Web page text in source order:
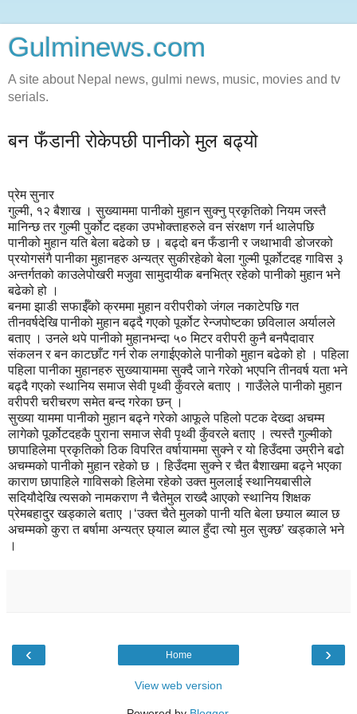
Gulminews.com
A site about Nepal news, gulmi news, music, movies and tv
serials.
बन फँडानी रोकेपछी पानीको मुल बढ्यो
प्रेम सुनार
गुल्मी, १२ बैशाख । सुख्याममा पानीको मुहान सुक्नु प्रकृतिको नियम जस्तै
मानिन्छ तर गुल्मी पुर्कोट दहका उपभोक्ताहरुले वन संरक्षण गर्न थालेपछि
पानीको मुहान यति बेला बढेको छ । बढ्दो बन फँडानी र जथाभावी डोजरको
प्रयोगसंगै पानीका मुहानहरु अन्यत्र सुकीरहेको बेला गुल्मी पूर्कोटदह गाविस ३
अन्तर्गतको काउलेपोखरी मजुवा सामुदायीक बनभित्र रहेको पानीको मुहान भने
बढेको हो ।
बनमा झाडी सफाईँको क्रममा मुहान वरीपरीको जंगल नकाटेपछि गत
तीनवर्षदेखि पानीको मुहान बढ्दै गएको पूर्कोट रेन्जपोष्टका छविलाल अर्यालले
बताए । उनले थपे पानीको मुहानभन्दा ५० मिटर वरीपरी कुनै बनपैदावार
संकलन र बन काटछाँट गर्न रोक लगाईएकोले पानीको मुहान बढेको हो । पहिला
पहिला पानीका मुहानहरु सुख्यायाममा सुक्दै जाने गरेको भएपनि तीनवर्ष यता भने
बढ्दै गएको स्थानिय समाज सेवी पृथ्वी कुँवरले बताए । गाउँलेले पानीको मुहान
वरीपरी चरीचरण समेत बन्द गरेका छन् ।
सुख्या याममा पानीको मुहान बढ्ने गरेको आफूले पहिलो पटक देख्दा अचम्म
लागेको पूर्कोटदहकै पुराना समाज सेवी पृथ्वी कुँवरले बताए । त्यस्तै गुल्मीको
छापाहिलेमा प्रकृतिको ठिक विपरित वर्षायाममा सुक्ने र यो हिउँदमा उम्रीने बढो
अचम्मको पानीको मुहान रहेको छ । हिउँदमा सुक्ने र चैत बैशाखमा बढ्ने भएका
काराण छापाहिले गाविसको हिलेमा रहेको उक्त मुललाई स्थानियबासीले
सदियौदेखि त्यसको नामकराण नै चैतेमुल राख्दै आएको स्थानिय शिक्षक
प्रेमबहादुर खड्काले बताए ।‘उक्त चैते मुलको पानी यति बेला छयाल ब्याल छ
अचम्मको कुरा त बर्षामा अन्यत्र छ्याल ब्याल हुँदा त्यो मुल सुक्छ’ खड्काले भने
।
‹ ›
Home
View web version